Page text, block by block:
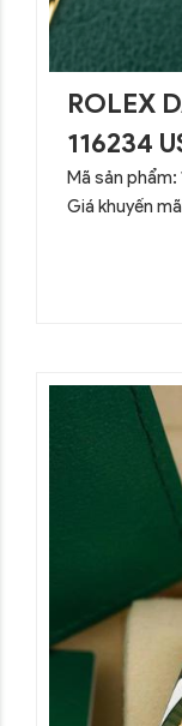
ROLEX
116234
Mã sản phẩm:
Giá khuyến